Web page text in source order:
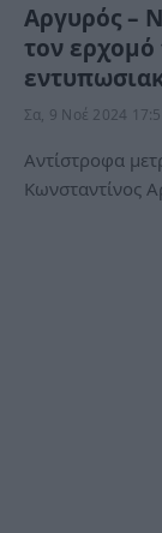
Αργυρός –
τον ερχομό
Σα, 9 Νοέ 2024
Αντίστροφα
Κωνσταντίνος